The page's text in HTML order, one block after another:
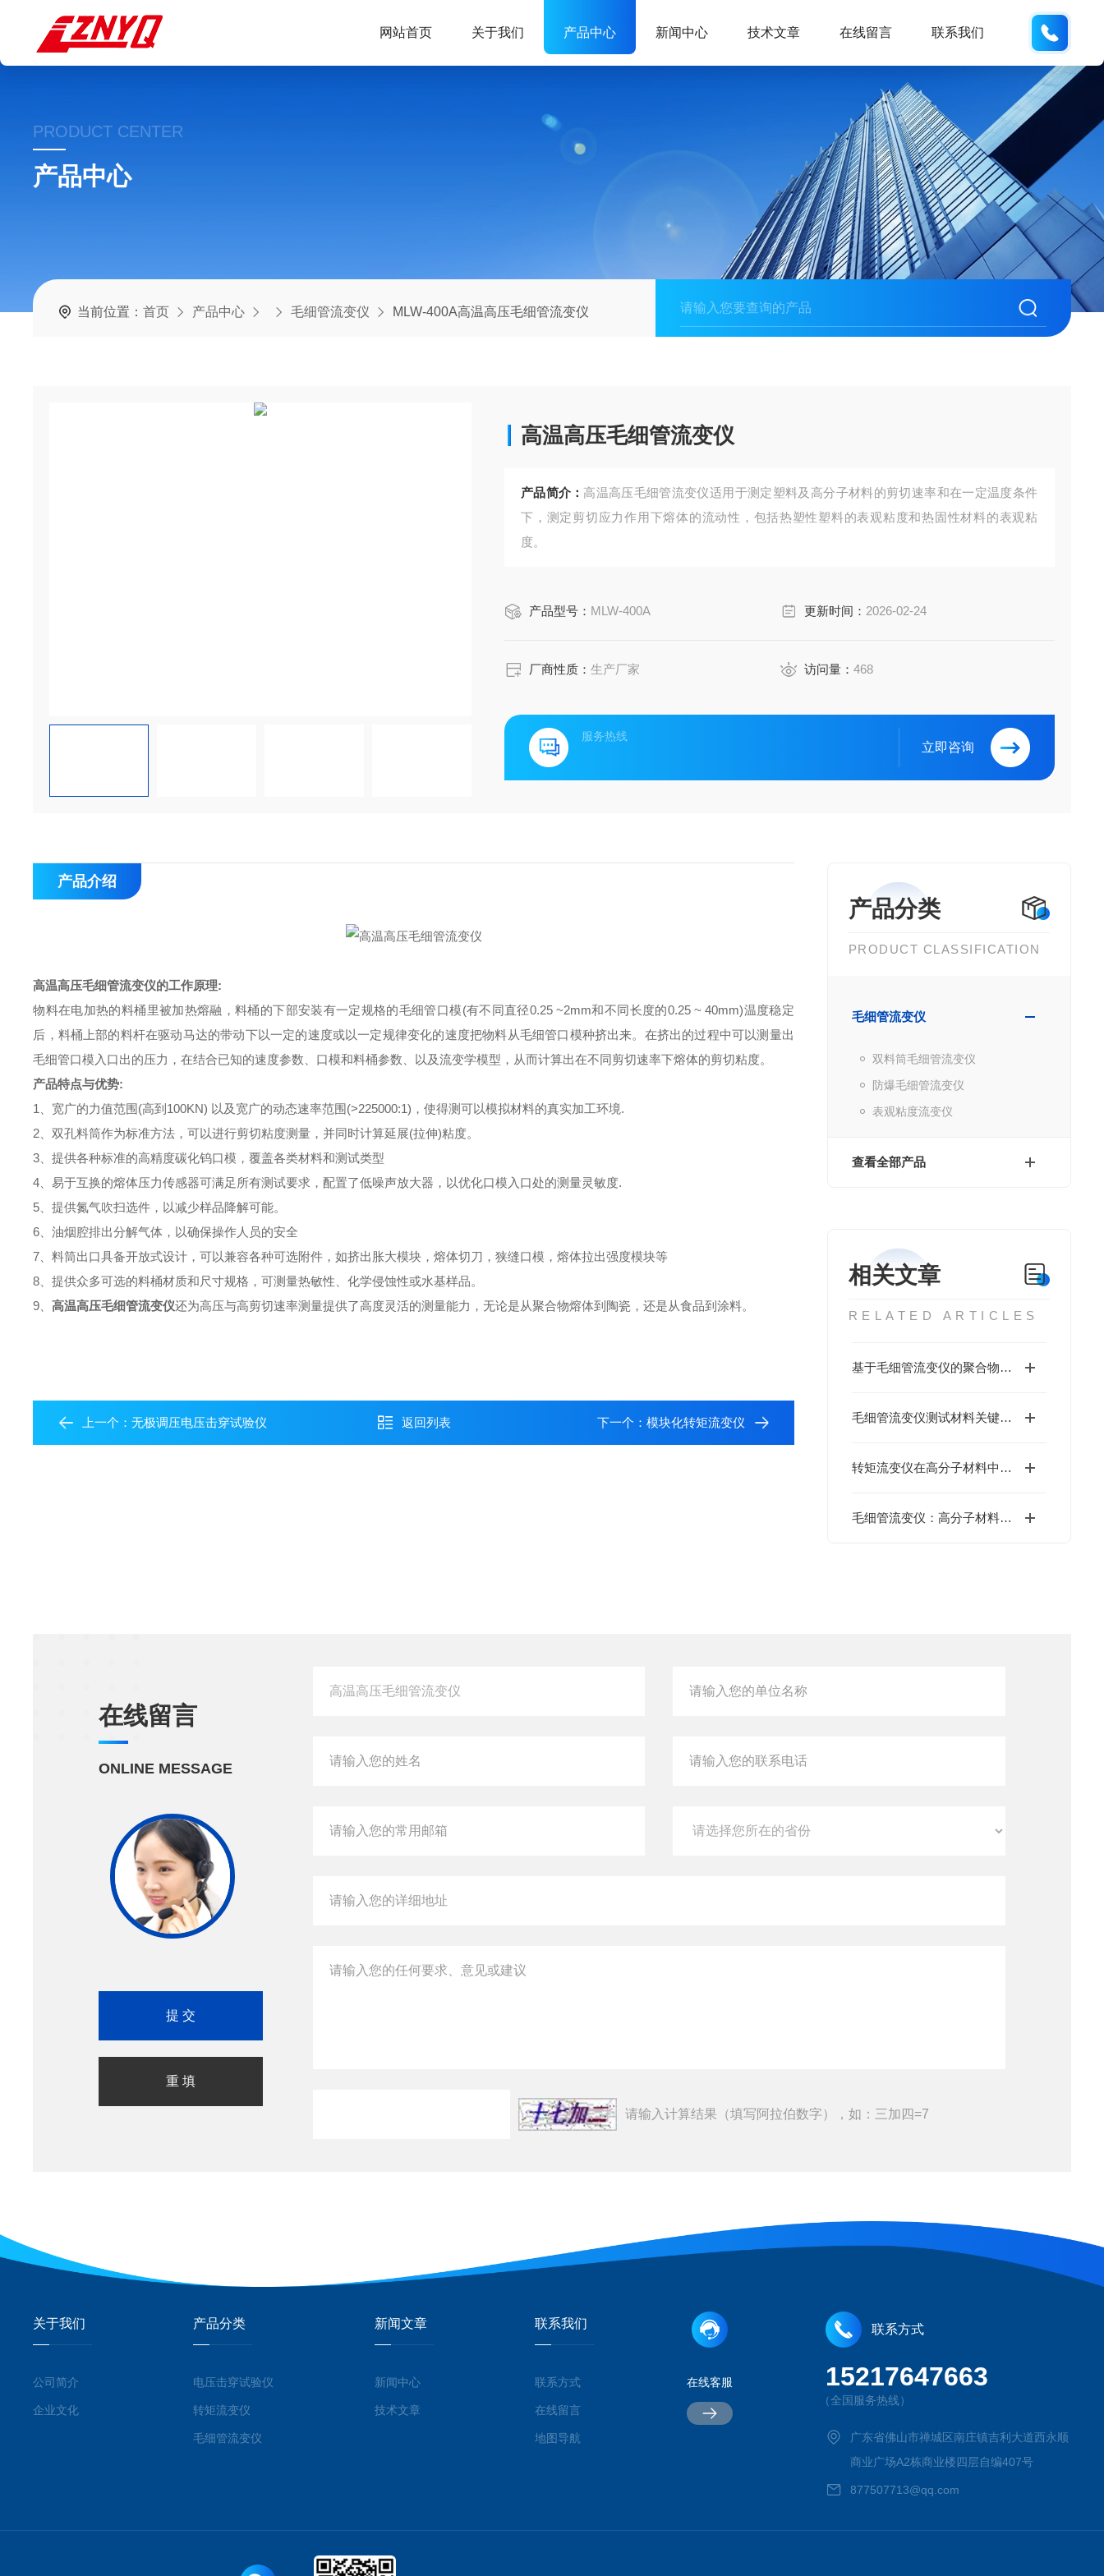
网站首页 关于我们 产品中心 新闻中心 技术文章 在线留言 联系我们
PRODUCT CENTER
产品中心
当前位置：首页 产品中心 毛细管流变仪 MLW-400A高温高压毛细管流变仪
高温高压毛细管流变仪
产品简介： 高温高压毛细管流变仪适用于测定塑料及高分子材料的剪切速率和在一定温度条件
下，测定剪切应力作用下熔体的流动性，包括热塑性塑料的表观粘度和热固性材料的表观粘
度。
产品型号： MLW-400A 更新时间： 2026-02-24
厂商性质：生产厂家 访问量： 468
服务热线
立即咨询
产品分类
PRODUCT CLASSIFICATION
毛细管流变仪
双料筒毛细管流变仪
防爆毛细管流变仪
表观粘度流变仪
查看全部产品
相关文章
RELATED ARTICLES
基于毛细管流变仪的聚合物挤出膨胀测试原理与研究意义
毛细管流变仪测试材料关键温度及对研发生产的作用
转矩流变仪在高分子材料中的应用
毛细管流变仪：高分子材料流变性能测试的核心工具
产品介绍
高温高压毛细管流变仪的工作原理:
物料在电加热的料桶里被加热熔融，料桶的下部安装有一定规格的毛细管口模(有不同直径0.25 ~2mm和不同长度的0.25 ~ 40mm)温度稳定
后，料桶上部的料杆在驱动马达的带动下以一定的速度或以一定规律变化的速度把物料从毛细管口模种挤出来。在挤出的过程中可以测量出
毛细管口模入口出的压力，在结合已知的速度参数、口模和料桶参数、以及流变学模型，从而计算出在不同剪切速率下熔体的剪切粘度。
产品特点与优势:
1、宽广的力值范围(高到100KN) 以及宽广的动态速率范围(>225000:1)，使得测可以模拟材料的真实加工环境.
2、双孔料筒作为标准方法，可以进行剪切粘度测量，并同时计算延展(拉伸)粘度。
3、提供各种标准的高精度碳化钨口模，覆盖各类材料和测试类型
4、易于互换的熔体压力传感器可满足所有测试要求，配置了低噪声放大器，以优化口模入口处的测量灵敏度.
5、提供氮气吹扫选件，以减少样品降解可能。
6、油烟腔排出分解气体，以确保操作人员的安全
7、料筒出口具备开放式设计，可以兼容各种可选附件，如挤出胀大模块，熔体切刀，狭缝口模，熔体拉出强度模块等
8、提供众多可选的料桶材质和尺寸规格，可测量热敏性、化学侵蚀性或水基样品。
9、高温高压毛细管流变仪还为高压与高剪切速率测量提供了高度灵活的测量能力，无论是从聚合物熔体到陶瓷，还是从食品到涂料。
上一个：无极调压电压击穿试验仪 返回列表 下一个： 模块化转矩流变仪
在线留言
ONLINE MESSAGE
请输入计算结果（填写阿拉伯数字），如：三加四=7
关于我们
公司简介
企业文化
产品分类
电压击穿试验仪
转矩流变仪
毛细管流变仪
新闻文章
新闻中心
技术文章
联系我们
联系方式
在线留言
地图导航
在线客服
联系方式
15217647663
（全国服务热线）
广东省佛山市禅城区南庄镇吉利大道西永顺
商业广场A2栋商业楼四层自编407号
877507713@qq.com